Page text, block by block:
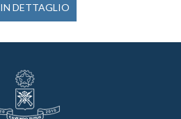
IN DETTAGLIO